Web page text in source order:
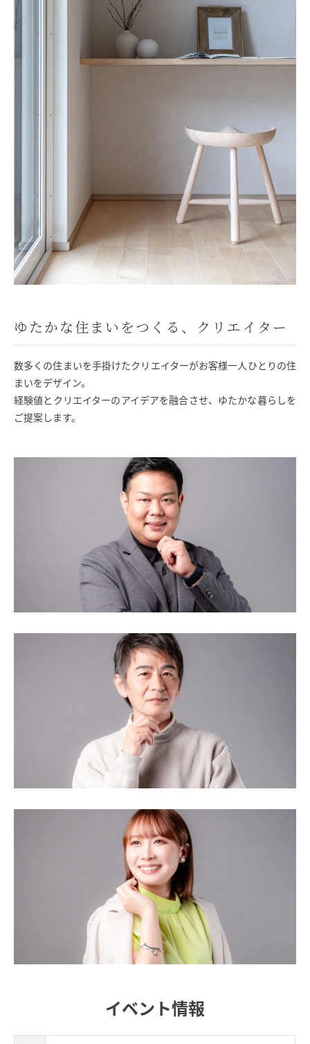
ゆたかな住まいをつくる、クリエイター
数多くの住まいを手掛けたクリエイターがお客様一人ひとりの住
まいをデザイン。
経験値とクリエイターのアイデアを融合させ、ゆたかな暮らしを
ご提案します。
イベント情報